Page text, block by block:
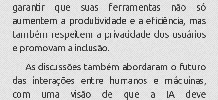
garantir que suas ferramentas não só
aumentem a produtividade e a eficiência, mas
também respeitem a privacidade dos usuários
e promovam a inclusão.
As discussões também abordaram o futuro
das interações entre humanos e máquinas,
com uma visão de que a IA deve